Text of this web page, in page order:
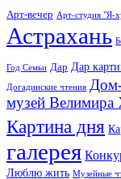
Арт-вечер Арт-студия "Я-
Астрахань
Год Семьи Дар Дар
Догадинские чтения
музей Велимира
Картина дня
галерея
Люблю жить Музейные